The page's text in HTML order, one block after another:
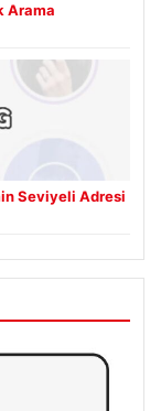
Arama
Seviyeli Adresi